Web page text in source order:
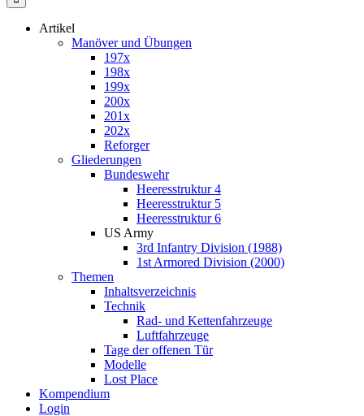
Artikel
Manöver und Übungen
197x
198x
199x
200x
201x
202x
Reforger
Gliederungen
Bundeswehr
Heeresstruktur 4
Heeresstruktur 5
Heeresstruktur 6
US Army
3rd Infantry Division (1988)
1st Armored Division (2000)
Themen
Inhaltsverzeichnis
Technik
Rad- und Kettenfahrzeuge
Luftfahrzeuge
Tage der offenen Tür
Modelle
Lost Place
Kompendium
Login